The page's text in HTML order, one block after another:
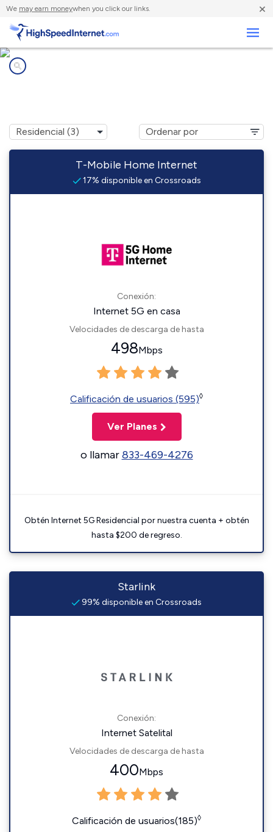
We may earn moneywhen you click our links. ×
T-Mobile Home Internet
17% disponible en Crossroads
Conexión:
Internet 5G en casa
Velocidades de descarga de hasta
498Mbps
Calificación de usuarios (595)◊
Ver Planes
o llamar833-469-4276
Obtén Internet 5G Residencial por nuestra cuenta + obtén
hasta $200 de regreso.
Starlink
99% disponible en Crossroads
Conexión:
Internet Satelital
Velocidades de descarga de hasta
400Mbps
Calificación de usuarios(185)◊